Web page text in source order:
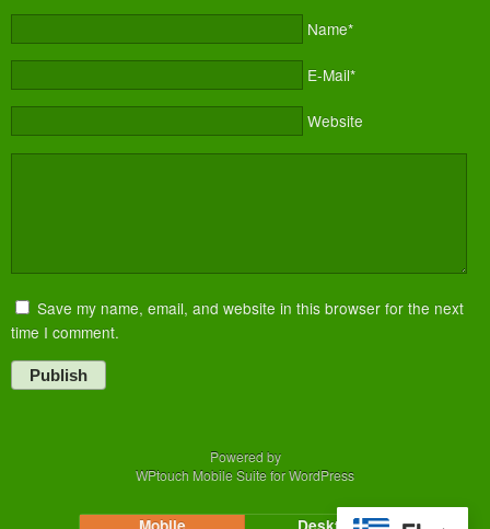
Name*
E-Mail*
Website
Save my name, email, and website in this browser for the next
time I comment.
Publish
Powered by
WPtouch Mobile Suite for WordPress